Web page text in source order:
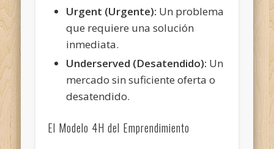
Urgent (Urgente): Un problema
que requiere una solución
inmediata.
Underserved (Desatendido): Un
mercado sin suficiente oferta o
desatendido.
El Modelo 4H del Emprendimiento